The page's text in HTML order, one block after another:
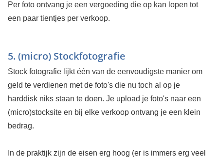
Per foto ontvang je een vergoeding die op kan lopen tot
een paar tientjes per verkoop.
5. (micro) Stockfotografie
Stock fotografie lijkt één van de eenvoudigste manier om
geld te verdienen met de foto's die nu toch al op je
harddisk niks staan te doen. Je upload je foto's naar een
(micro)stocksite en bij elke verkoop ontvang je een klein
bedrag.
In de praktijk zijn de eisen erg hoog (er is immers erg veel